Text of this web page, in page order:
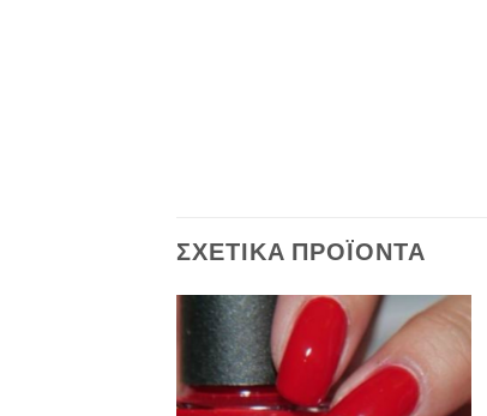
ΣΧΕΤΙΚΆ ΠΡΟΪΌΝΤΑ
Add to
Wishlist